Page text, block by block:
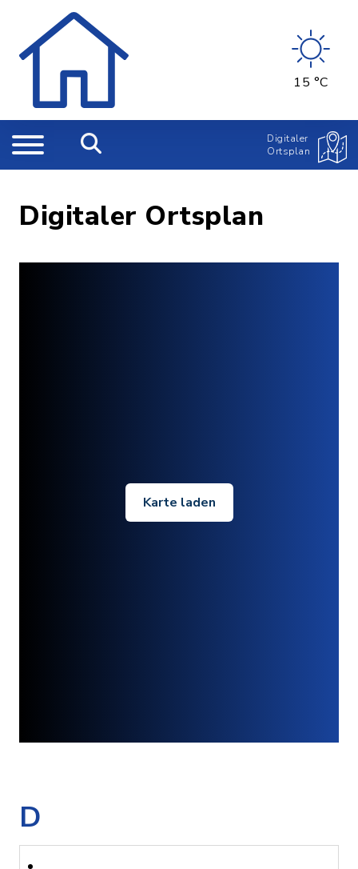
15 °C
Digitaler
Ortsplan
Digitaler Ortsplan
Karte laden
D